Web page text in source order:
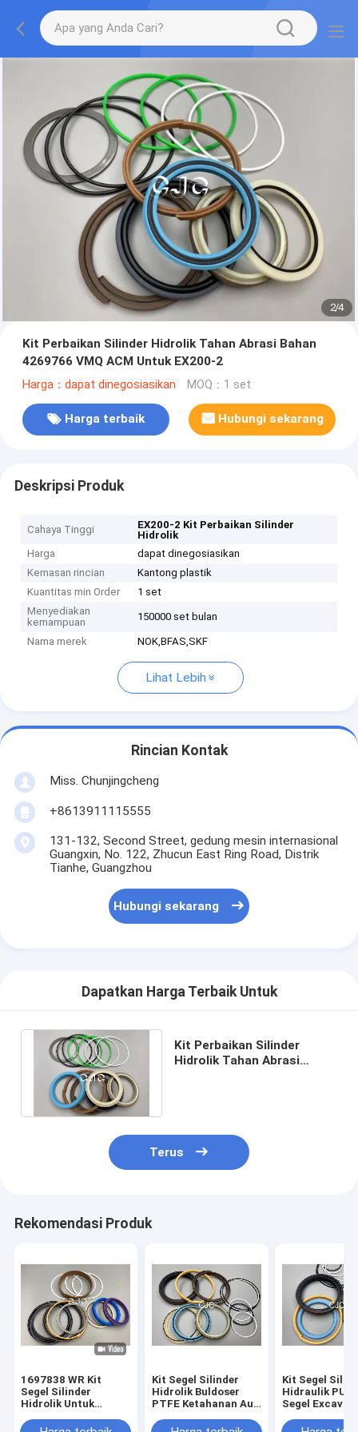
2/4
Kit Perbaikan Silinder Hidrolik Tahan Abrasi Bahan
4269766 VMQ ACM Untuk EX200-2
Harga：dapat dinegosiasikan MOQ：1 set
Harga terbaik Hubungi sekarang
Deskripsi Produk
Cahaya Tinggi
EX200-2 Kit Perbaikan Silinder
Hidrolik
Harga
dapat dinegosiasikan
Kemasan rincian
Kantong plastik
Kuantitas min Order
1 set
Menyediakan
kemampuan
150000 set bulan
Nama merek NOK,BFAS,SKF
Lihat Lebih
Rincian Kontak
Miss. Chunjingcheng
+8613911115555
131-132, Second Street, gedung mesin internasional
Guangxin, No. 122, Zhucun East Ring Road, Distrik
Tianhe, Guangzhou
Hubungi sekarang
Dapatkan Harga Terbaik Untuk
Kit Perbaikan Silinder
Hidrolik Tahan Abrasi
Terus
Rekomendasi Produk
1697838 WR Kit
Segel Silinder
Hidrolik Untuk
80 Derajat
Kit Segel Silinder
Hidrolik Buldoser
PTFE Ketahanan Aus
Kit Segel
Hidraulik PU
Segel
Tinggi Dan